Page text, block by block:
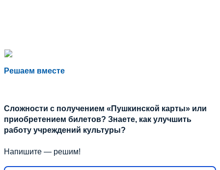
Решаем вместе
Сложности с получением «Пушкинской карты» или
приобретением билетов? Знаете, как улучшить
работу учреждений культуры?
Напишите — решим!